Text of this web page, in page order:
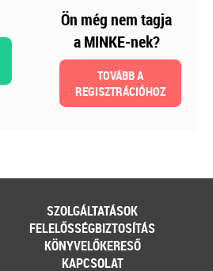
TAGJAINKNAK INGYENESEN
LETÖLTHETŐ A HONLAPON!
Ár: 6900
Tagoknak: Ingyenesen
letölthető
Szakmai sarok
Ön még nem tagja
a MINKE-nek?
TOVÁBB A
REGISZTRÁCIÓHOZ
SZOLGÁLTATÁSOK
FELELŐSSÉGBIZTOSÍTÁS
KÖNYVELŐKERESŐ
KAPCSOLAT